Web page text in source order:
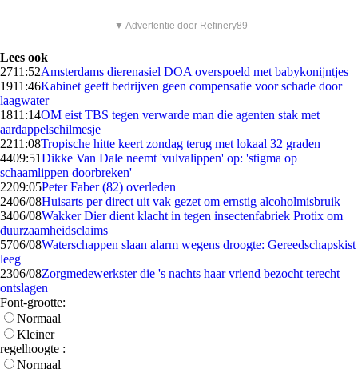
▼ Advertentie door Refinery89
Lees ook
2711:52Amsterdams dierenasiel DOA overspoeld met babykonijntjes
1911:46Kabinet geeft bedrijven geen compensatie voor schade door
laagwater
1811:14OM eist TBS tegen verwarde man die agenten stak met
aardappelschilmesje
2211:08Tropische hitte keert zondag terug met lokaal 32 graden
4409:51Dikke Van Dale neemt 'vulvalippen' op: 'stigma op
schaamlippen doorbreken'
2209:05Peter Faber (82) overleden
2406/08Huisarts per direct uit vak gezet om ernstig alcoholmisbruik
3406/08Wakker Dier dient klacht in tegen insectenfabriek Protix om
duurzaamheidsclaims
5706/08Waterschappen slaan alarm wegens droogte: Gereedschapskist
leeg
2306/08Zorgmedewerkster die 's nachts haar vriend bezocht terecht
ontslagen
Font-grootte:
Normaal
Kleiner
regelhoogte :
Normaal